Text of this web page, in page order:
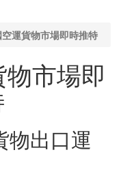
運貨物市場即時推特
市場即
物出口運